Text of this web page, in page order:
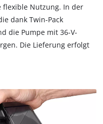
flexible Nutzung. In der
dank Twin-Pack
die Pumpe mit 36-V-
Die Lieferung erfolgt